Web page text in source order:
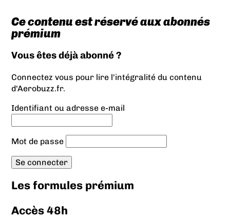
Ce contenu est réservé aux abonnés
prémium
Vous êtes déjà abonné ?
Connectez vous pour lire l'intégralité du contenu
d'Aerobuzz.fr.
Identifiant ou adresse e-mail
Mot de passe
Les formules prémium
Accès 48h